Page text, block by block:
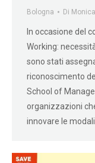
Bologna Di
In occasione del
Working:
sono stati
riconoscimento
School of
organizzazioni
innovare le